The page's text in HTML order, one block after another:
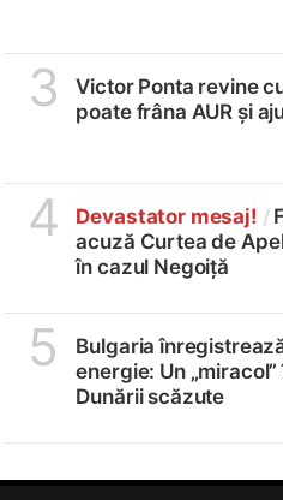
3
Victor Ponta revine
poate frâna AUR și
4 Devastator mesaj! /
acuză Curtea de
în cazul Negoiță
5
Bulgaria
energie: Un
Dunării scăzute